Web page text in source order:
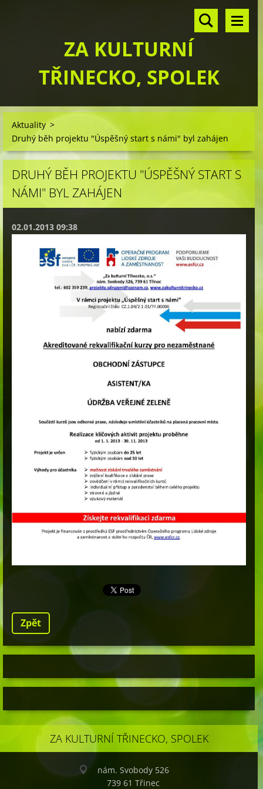
ZA KULTURNÍ
TŘINECKO, SPOLEK
Aktuality >
Druhý běh projektu "Úspěšný start s námi" byl zahájen
DRUHÝ BĚH PROJEKTU "ÚSPĚŠNÝ START S
NÁMI" BYL ZAHÁJEN
02.01.2013 09:38
Zpět
ZA KULTURNÍ TŘINECKO, SPOLEK
nám. Svobody 526
739 61 Třinec